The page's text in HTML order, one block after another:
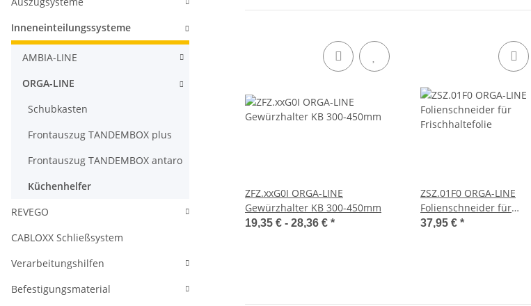
ZFZ.xxG0I ORGA-LINE
Gewürzhalter KB 300-450mm
19,35 € - 28,36 € *
ZSZ.01F0 ORGA-LINE
Folienschneider für
Frischhaltefolie
37,95 € *
Inneneinteilungssysteme
AMBIA-LINE
ORGA-LINE
Schubkasten
Frontauszug TANDEMBOX plus
Frontauszug TANDEMBOX antaro
Küchenhelfer
REVEGO
CABLOXX Schließsystem
Verarbeitungshilfen
Befestigungsmaterial